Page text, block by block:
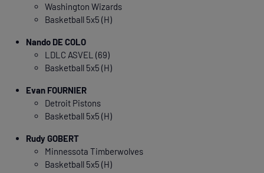
Washington Wizards
Basketball 5x5 (H)
Nando DE COLO
LDLC ASVEL (69)
Basketball 5x5 (H)
Evan FOURNIER
Detroit Pistons
Basketball 5x5 (H)
Rudy GOBERT
Minnessota Timberwolves
Basketball 5x5 (H)